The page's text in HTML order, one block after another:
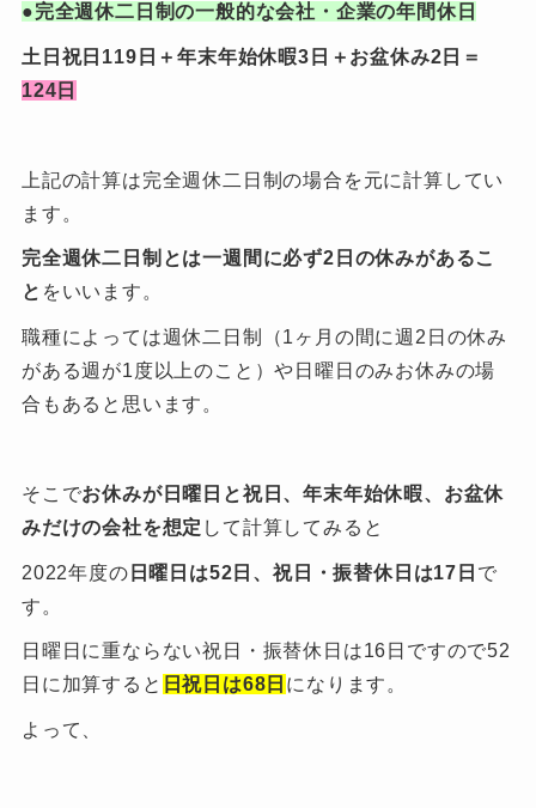
●完全週休二日制の一般的な会社・企業の年間休日
土日祝日119日＋年末年始休暇3日＋お盆休み2日＝
124日
上記の計算は完全週休二日制の場合を元に計算してい
ます。
完全週休二日制とは一週間に必ず2日の休みがあるこ
と をいいます。
職種によっては週休二日制（1ヶ月の間に週2日の休み
がある週が1度以上のこと）や日曜日のみお休みの場
合もあると思います。
そこでお休みが日曜日と祝日、年末年始休暇、お盆休
みだけの会社を想定 して計算してみると
2022年度の 日曜日は52日、祝日・振替休日は17日 で
す。
日曜日に重ならない祝日・振替休日は16日ですので52
日に加算すると 日祝日は68日 になります。
よって、